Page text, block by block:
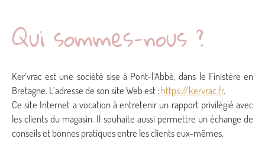
Qui sommes-nous ?
Ker’vrac est une société sise à Pont-l’Abbé, dans le Finistère en
Bretagne. L’adresse de son site Web est :https://kervrac.fr.
Ce site Internet a vocation à entretenir un rapport privilégié avec
les clients du magasin. Il souhaite aussi permettre un échange de
conseils et bonnes pratiques entre les clients eux-mêmes.